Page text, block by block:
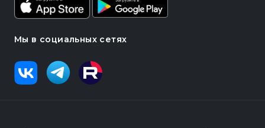
Мы в социальных сетях